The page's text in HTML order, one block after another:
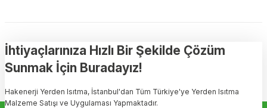
Görüş ve önerileriniz için teşekkür ederiz.
Ürün resmi kalitesiz, bozuk veya görüntülenemiyor.
Ürün açıklamasında eksik bilgiler bulunuyor.
İhtiyaçlarınıza Hızlı Bir Şekilde Çözüm
Sunmak İçin Buradayız!
Hakenerji Yerden Isıtma, İstanbul'dan Tüm Türkiye'ye Yerden Isıtma
Malzeme Satışı ve Uygulaması Yapmaktadır.